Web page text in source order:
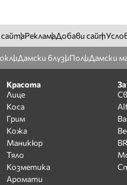
сайтаРекламаДобави сайт
Дамски блузиПолиДамски
Красота
Лице
Коса
Грим
Кожа
Маникюр
Тяло
Козметика
Аромати